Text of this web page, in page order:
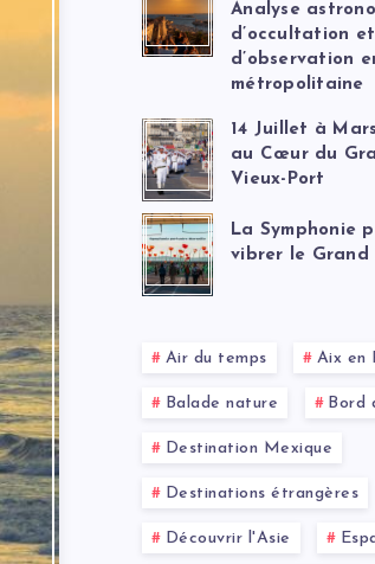
Analyse
d’occultation
d’observation
métropolitaine
14 Juillet à
au Cœur du
Vieux-Port
La Symphonie
vibrer le Grand
Air du temps Aix en
Balade nature Bord
Destination Mexique
Destinations étrangères
Découvrir l'Asie